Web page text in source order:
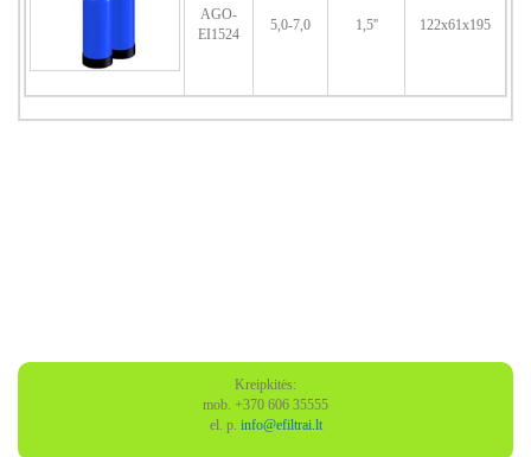
AGO-
EI1524
5,0-7,0 1,5'' 122x61x195
Kreipkitės:
mob. +370 606 35555
el. p. info@efiltrai.lt